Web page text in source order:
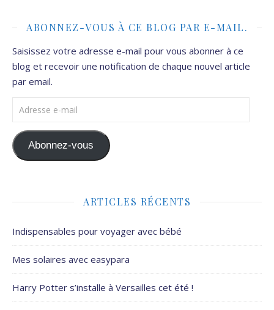
ABONNEZ-VOUS À CE BLOG PAR E-MAIL.
Saisissez votre adresse e-mail pour vous abonner à ce
blog et recevoir une notification de chaque nouvel article
par email.
Adresse e-mail
Abonnez-vous
ARTICLES RÉCENTS
Indispensables pour voyager avec bébé
Mes solaires avec easypara
Harry Potter s’installe à Versailles cet été !